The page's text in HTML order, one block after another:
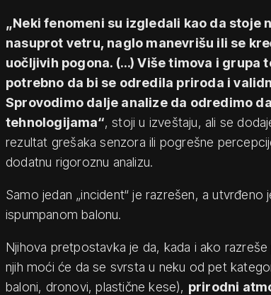
„Neki fenomeni su izgledali kao da stoje
nasuprot vetru, naglo manevrišu ili se
uočljivih pogona. (…) Više timova i grupa
potrebno da bi se odredila priroda i
Sprovodimo dalje analize da odredimo
tehnologijama“, stoji u izveštaju, ali se
rezultat grešaka senzora ili pogrešne
dodatnu rigoroznu analizu.
Samo jedan „incident“ je razrešen, a
ispumpanom balonu.
Njihova pretpostavka je da, kada i ako
njih moći će da se svrsta u neku od pet
baloni, dronovi, plastične kese), prirodni